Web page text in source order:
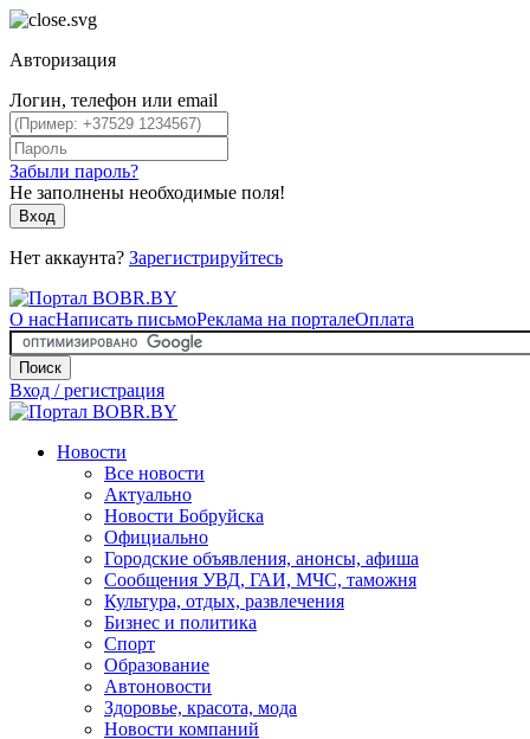
Авторизация
Логин, телефон или email
Забыли пароль?
Не заполнены необходимые поля!
Вход
Нет аккаунта? Зарегистрируйтесь
О насНаписать письмоРеклама на порталеОплата
Поиск
Вход / регистрация
Новости
Все новости
Актуально
Новости Бобруйска
Официально
Городские объявления, анонсы, афиша
Сообщения УВД, ГАИ, МЧС, таможня
Культура, отдых, развлечения
Бизнес и политика
Спорт
Образование
Автоновости
Здоровье, красота, мода
Новости компаний